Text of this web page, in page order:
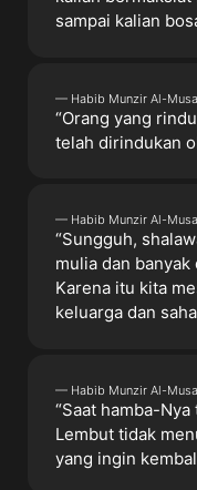
sampai kalian
— Habib Munzir Al-
“Orang yang
telah dirindukan
— Habib Munzir Al-
“Sungguh,
mulia dan
Karena itu kita
keluarga dan
— Habib Munzir Al-
“Saat hamba-
Lembut tidak
yang ingin